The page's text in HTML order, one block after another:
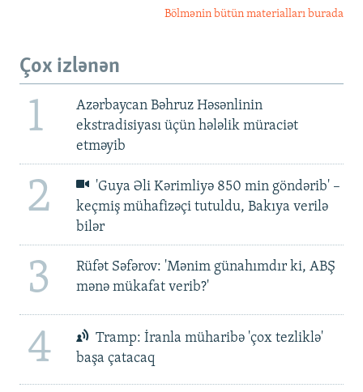
Bölmənin bütün materialları burada
Çox izlənən
1
Azərbaycan Bəhruz Həsənlinin
ekstradisiyası üçün hələlik müraciət
etməyib
2
'Guya Əli Kərimliyə 850 min göndərib' –
keçmiş mühafizəçi tutuldu, Bakıya verilə
bilər
3
Rüfət Səfərov: 'Mənim günahımdır ki, ABŞ
mənə mükafat verib?'
4
Tramp: İranla müharibə 'çox tezliklə'
başa çatacaq